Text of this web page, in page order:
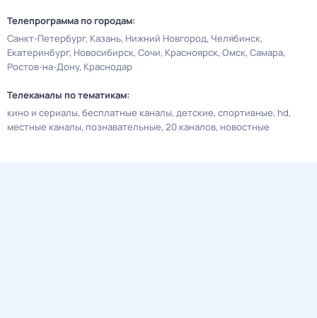
Телепрограмма по городам:
Санкт-Петербург Казань Нижний Новгород Челябинск
Екатеринбург Новосибирск Сочи Красноярск Омск Самара
Ростов-на-Дону Краснодар
Телеканалы по тематикам:
кино и сериалы бесплатные каналы детские спортивные hd
местные каналы познавательные 20 каналов новостные